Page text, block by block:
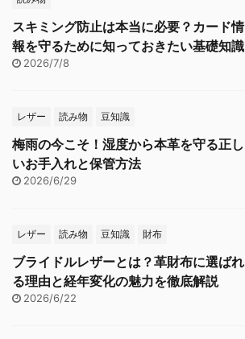
スキミング防止は本当に必要？カード情
報を守るために知っておきたい基礎知識
2026/7/8
レザー 読み物 豆知識
梅雨の今こそ！湿度から本革を守る正し
いお手入れと保管方法
2026/6/29
レザー 読み物 豆知識 財布
ブライドルレザーとは？革財布に選ばれ
る理由と経年変化の魅力を徹底解説
2026/6/22